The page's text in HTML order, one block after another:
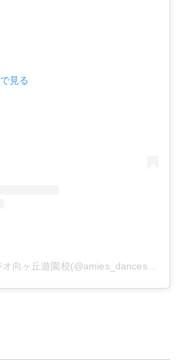
見る